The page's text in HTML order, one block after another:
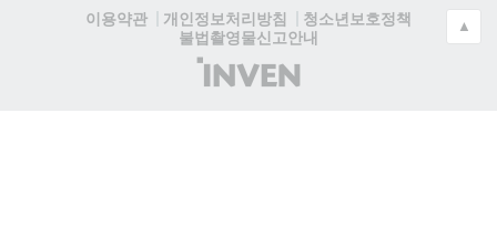
이용약관
개인정보처리방침
청소년보호정책
불법촬영물신고안내
(주)
인
▲